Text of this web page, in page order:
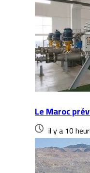
Le Maroc
il y a 10